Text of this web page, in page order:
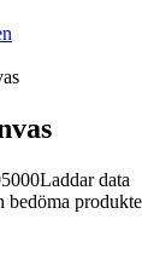
Laddar data
bedöma